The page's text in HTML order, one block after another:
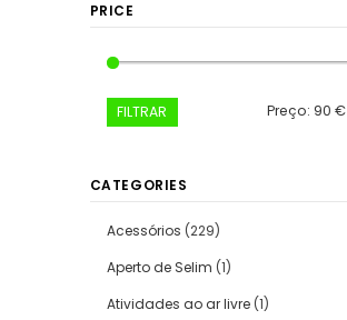
PRICE
FILTRAR Preço: 90 €
CATEGORIES
Acessórios (229)
Aperto de Selim (1)
Atividades ao ar livre (1)